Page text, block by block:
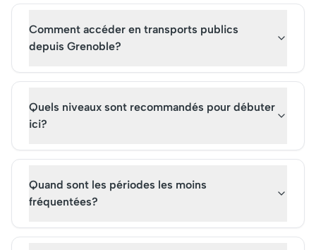
Comment accéder en transports publics
depuis Grenoble?
Quels niveaux sont recommandés pour débuter
ici?
Quand sont les périodes les moins
fréquentées?